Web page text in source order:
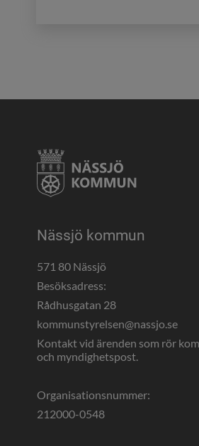
Nässjö kommun
571 80 Nässjö
Besöksadress:
Rådhusgatan 28
kommunstyrelsen@nassjo.se
Kontakt vid ärenden som rör
och myndighetspost.
Organisationsnummer:
212000-0548